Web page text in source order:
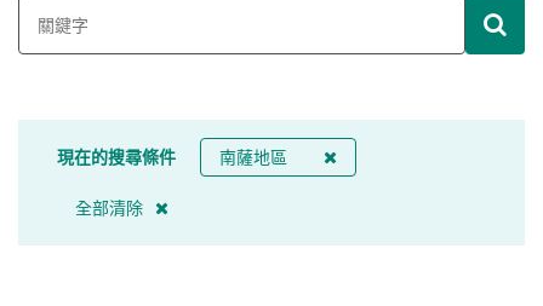
現在的搜尋條件 南薩地區
全部清除